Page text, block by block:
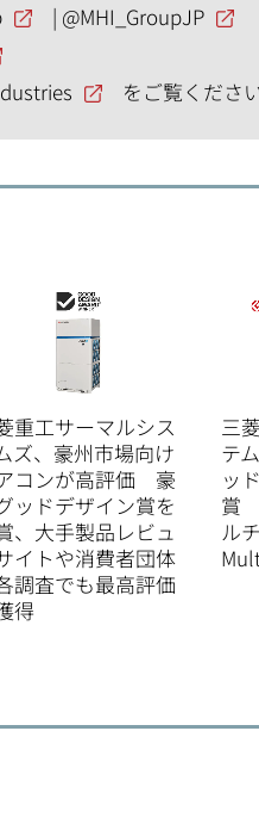
| @MHI_GroupJP
をご覧ください
重工サーマルシス
ズ、豪州市場向け
コンが高評価 豪
ッドデザイン賞を
、大手製品レビュ
イトや消費者団体
調査でも最高評価
得
三
テ
ッ
賞
ル